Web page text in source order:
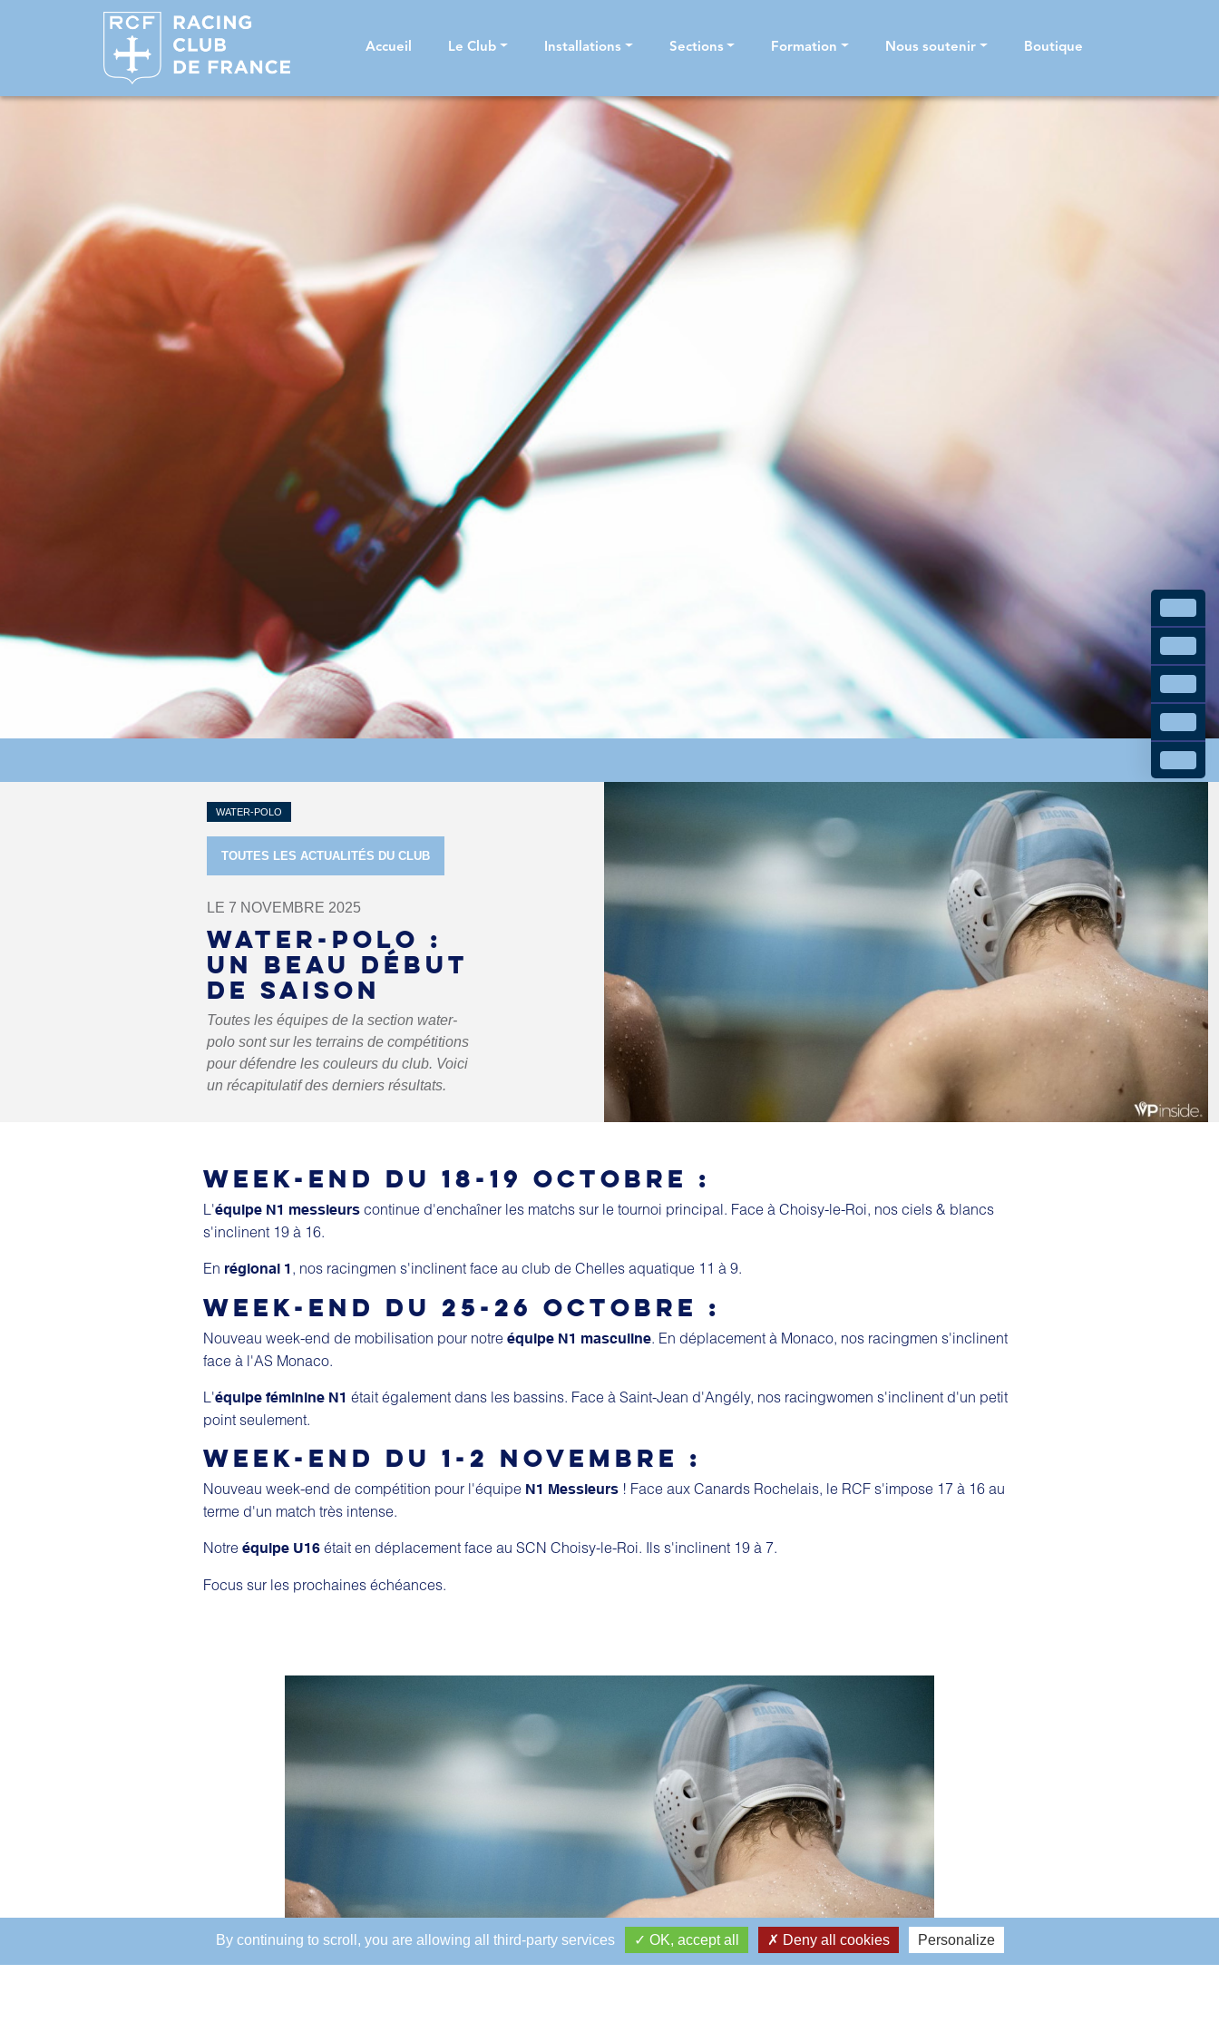
Accueil Le Club Installations Sections Formation Nous soutenir Boutique
WATER-POLO
TOUTES LES ACTUALITÉS DU CLUB
LE 7 NOVEMBRE 2025
WATER-POLO :
UN BEAU DÉBUT
DE SAISON
Toutes les équipes de la section water-
polo sont sur les terrains de compétitions
pour défendre les couleurs du club. Voici
un récapitulatif des derniers résultats.
WEEK-END DU 18-19 OCTOBRE :
L'équipe N1 messieurs continue d'enchaîner les matchs sur le tournoi principal. Face à Choisy-le-Roi, nos ciels & blancs
s'inclinent 19 à 16.
En régional 1 , nos racingmen s'inclinent face au club de Chelles aquatique 11 à 9.
WEEK-END DU 25-26 OCTOBRE :
Nouveau week-end de mobilisation pour notre équipe N1 masculine. En déplacement à Monaco, nos racingmen s'inclinent
face à l'AS Monaco.
L'équipe féminine N1 était également dans les bassins. Face à Saint-Jean d'Angély, nos racingwomen s'inclinent d'un petit
point seulement.
WEEK-END DU 1-2 NOVEMBRE :
Nouveau week-end de compétition pour l'équipe N1 Messieurs ! Face aux Canards Rochelais, le RCF s'impose 17 à 16 au
terme d'un match très intense.
Notre équipe U16 était en déplacement face au SCN Choisy-le-Roi. Ils s'inclinent 19 à 7.
Focus sur les prochaines échéances.
By continuing to scroll, you are allowing all third-party services OK, accept all Deny all cookies Personalize